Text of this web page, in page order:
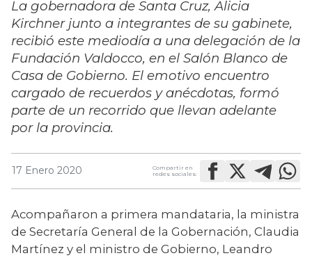
La gobernadora de Santa Cruz, Alicia
Kirchner junto a integrantes de su gabinete,
recibió este mediodía a una delegación de la
Fundación Valdocco, en el Salón Blanco de
Casa de Gobierno. El emotivo encuentro
cargado de recuerdos y anécdotas, formó
parte de un recorrido que llevan adelante
por la provincia.
17 Enero 2020
Compartir en
redes sociales:
Acompañaron a primera mandataria, la ministra
de Secretaría General de la Gobernación, Claudia
Martínez y el ministro de Gobierno, Leandro